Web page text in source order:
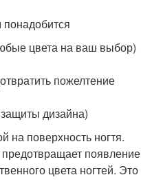
цвета на ваш выбор)
пожелтение
дизайна)
на поверхность ногтя.
появление
цвета ногтей. Это